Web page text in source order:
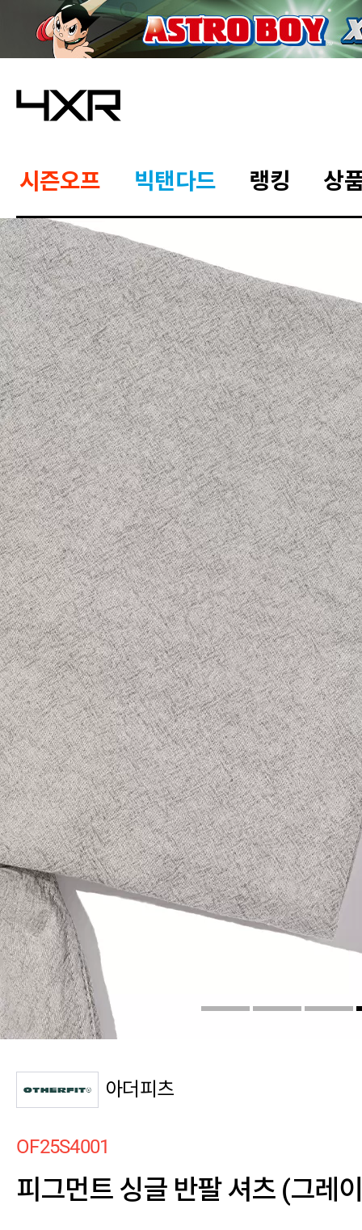
시즌오프 빅탠다드 랭킹 상
아더피츠
OF25S4001
피그먼트 싱글 반팔 셔츠 (그레